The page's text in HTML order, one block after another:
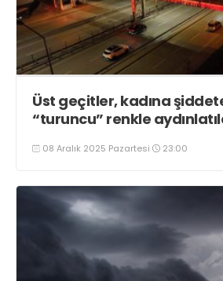
Üst geçitler, kadına
“turuncu” renkle
08 Aralık 2025 Pazartesi 23:00